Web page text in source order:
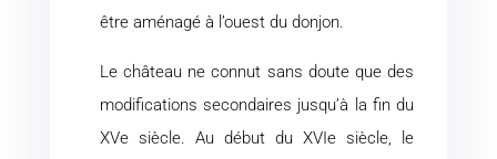
être aménagé à l’ouest du donjon.
Le château ne connut sans doute que des
modifications secondaires jusqu’à la fin du
XVe siècle. Au début du XVIe siècle, le